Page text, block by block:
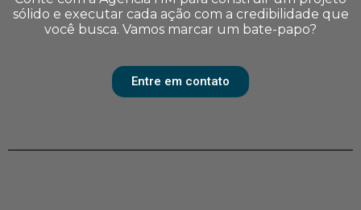
sólido e executar cada ação com a credibilidade que
você busca. Vamos marcar um bate-papo?
Entre em contato